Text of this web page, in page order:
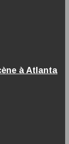
à Atlanta